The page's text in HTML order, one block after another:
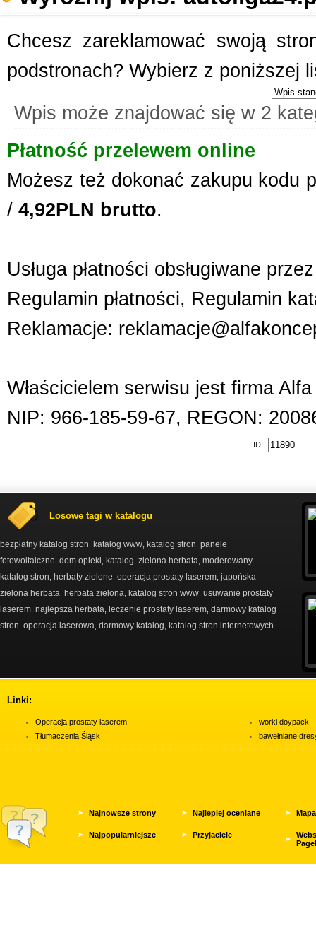
Chcesz zareklamować swoją
podstronach? Wybierz z poniższej
Wpis może znajdować się w 2
Płatność przelewem online
Możesz też dokonać zakupu kodu
/ 4,92PLN brutto.
Usługa płatności obsługiwane
Regulamin płatności, Regulamin
Reklamacje:
Właścicielem serwisu jest firma
NIP: 966-185-59-67, REGON:
ID:
Losowe tagi w katalogu
bezpłatny katalog stron katalog www katalog stron panele
fotowoltaiczne dom opieki katalog zielona herbata moderowany
katalog stron
herbaty zielone operacja prostaty laserem japońska
zielona herbata herbata zielona katalog stron www usuwanie prostaty
laserem najlepsza herbata leczenie prostaty laserem darmowy katalog
stron operacja laserowa darmowy katalog katalog stron internetowych
Linki:
Operacja prostaty laserem
Tłumaczenia Śląsk
worki doypack
bawełniane
Najnowsze strony Najlepiej oceniane
Najpopularniejsze Przyjaciele